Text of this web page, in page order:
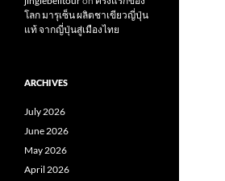
โลก มารุเซ็น ผลิตชาเขียวญี่ปุ่น
แท้ จากญี่ปุ่นสู่เมืองไทย
ARCHIVES
July 2026
June 2026
May 2026
April 2026